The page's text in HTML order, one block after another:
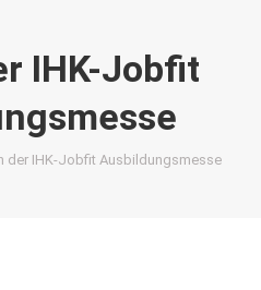
IHK-Jobfit
der IHK-Jobfit Ausbildungsmesse